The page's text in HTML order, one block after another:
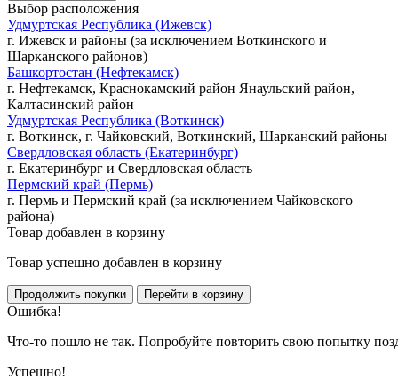
Выбор расположения
Удмуртская Республика (Ижевск)
г. Ижевск и районы (за исключением Воткинского и
Шарканского районов)
Башкортостан (Нефтекамск)
г. Нефтекамск, Краснокамский район Янаульский район,
Калтасинский район
Удмуртская Республика (Воткинск)
г. Воткинск, г. Чайковский, Воткинский, Шарканский районы
Свердловская область (Екатеринбург)
г. Екатеринбург и Свердловская область
Пермский край (Пермь)
г. Пермь и Пермский край (за исключением Чайковского
района)
Товар добавлен в корзину
Товар успешно добавлен в корзину
Ошибка!
Что-то пошло не так. Попробуйте повторить свою попытку
Успешно!